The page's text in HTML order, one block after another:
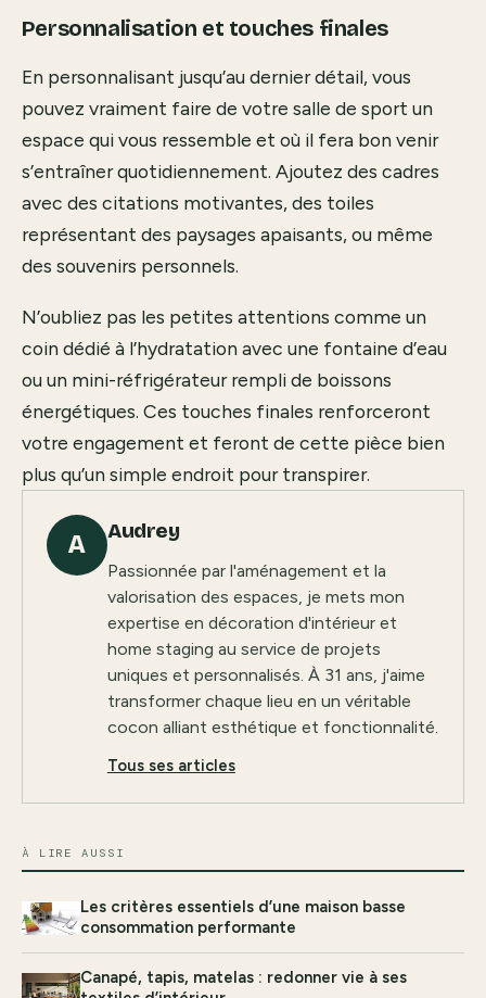
Personnalisation et touches finales
En personnalisant jusqu’au dernier détail, vous
pouvez vraiment faire de votre salle de sport un
espace qui vous ressemble et où il fera bon venir
s’entraîner quotidiennement. Ajoutez des cadres
avec des citations motivantes, des toiles
représentant des paysages apaisants, ou même
des souvenirs personnels.
N’oubliez pas les petites attentions comme un
coin dédié à l’hydratation avec une fontaine d’eau
ou un mini-réfrigérateur rempli de boissons
énergétiques. Ces touches finales renforceront
votre engagement et feront de cette pièce bien
plus qu’un simple endroit pour transpirer.
A Audrey
Passionnée par l'aménagement et la
valorisation des espaces, je mets mon
expertise en décoration d'intérieur et
home staging au service de projets
uniques et personnalisés. À 31 ans, j'aime
transformer chaque lieu en un véritable
cocon alliant esthétique et fonctionnalité.
Tous ses articles
À LIRE AUSSI
Les critères essentiels d’une maison basse
consommation performante
Canapé, tapis, matelas : redonner vie à ses